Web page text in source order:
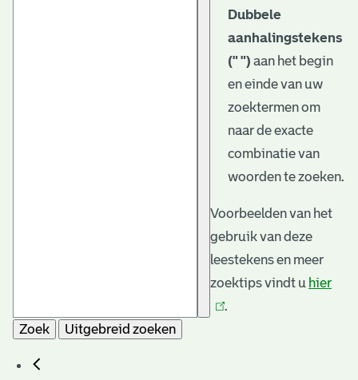
Dubbele
aanhalingstekens
(" ") aan het begin
en einde van uw
zoektermen om
naar de exacte
combinatie van
woorden te zoeken.
Voorbeelden van het
gebruik van deze
leestekens en meer
zoektips vindt u hier
.
Zoek
Uitgebreid zoeken